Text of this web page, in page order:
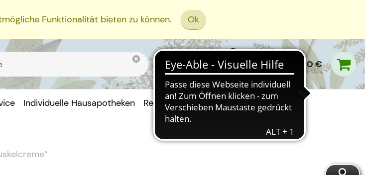
Funktionalität bieten zu können. Ok
0,00 €
Individuelle Hausapotheken Rezept Einreichen
“